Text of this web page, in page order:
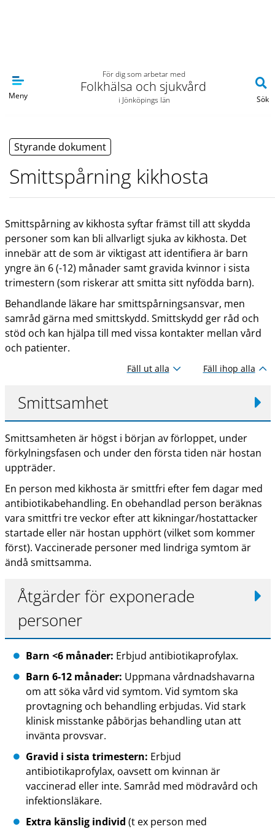
Meny
För dig som arbetar med
Folkhälsa och sjukvård
i Jönköpings län Sök
Styrande dokument
Smittspårning kikhosta
Smittspårning av kikhosta syftar främst till att skydda
personer som kan bli allvarligt sjuka av kikhosta. Det
innebär att de som är viktigast att identifiera är barn
yngre än 6 (-12) månader samt gravida kvinnor i sista
trimestern (som riskerar att smitta sitt nyfödda barn).
Behandlande läkare har smittspårningsansvar, men
samråd gärna med smittskydd. Smittskydd ger råd och
stöd och kan hjälpa till med vissa kontakter mellan vård
och patienter.
Fäll ut alla Fäll ihop alla
Smittsamhet
Smittsamheten är högst i början av förloppet, under
förkylningsfasen och under den första tiden när hostan
uppträder.
En person med kikhosta är smittfri efter fem dagar med
antibiotikabehandling. En obehandlad person beräknas
vara smittfri tre veckor efter att kikningar/hostattacker
startade eller när hostan upphört (vilket som kommer
först). Vaccinerade personer med lindriga symtom är
ändå smittsamma.
Åtgärder för exponerade
personer
Barn <6 månader: Erbjud antibiotikaprofylax.
Barn 6-12 månader: Uppmana vårdnadshavarna
om att söka vård vid symtom. Vid symtom ska
provtagning och behandling erbjudas. Vid stark
klinisk misstanke påbörjas behandling utan att
invänta provsvar.
Gravid i sista trimestern: Erbjud
antibiotikaprofylax, oavsett om kvinnan är
vaccinerad eller inte. Samråd med mödravård och
infektionsläkare.
Extra känslig individ (t ex person med